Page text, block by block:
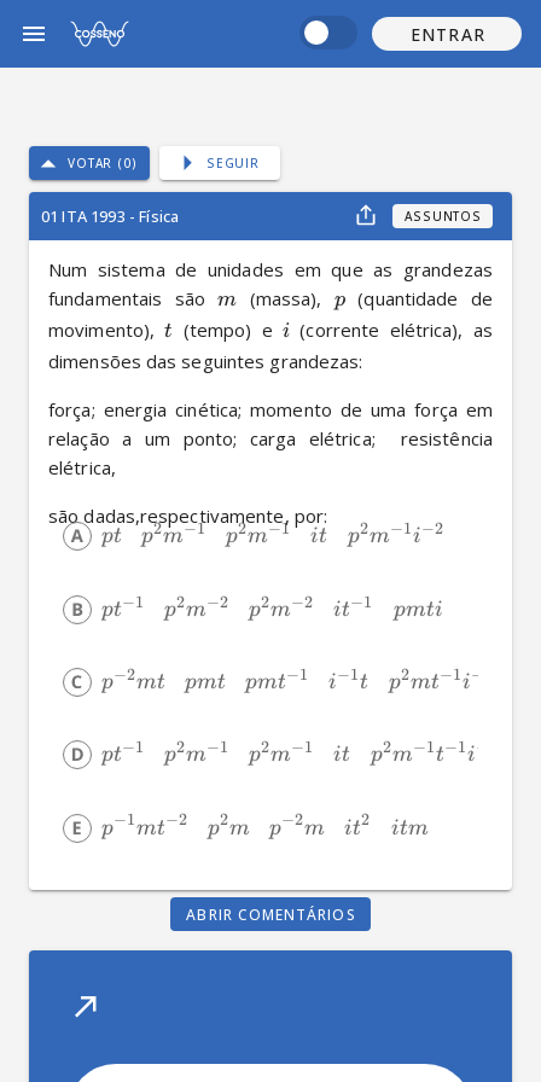
ENTRAR
VOTAR (0) SEGUIR
01 ITA 1993 - Física ASSUNTOS
Num sistema de unidades em que as grandezas
fundamentais são m (massa), p (quantidade de
movimento), t (tempo) e i (corrente elétrica), as
dimensões das seguintes grandezas:
força; energia cinética; momento de uma força em
relação a um ponto; carga elétrica;  resistência
elétrica,
são dadas,respectivamente, por:
pt p2m−1 p2m−1 it p2m−1i−2
pt−1 p2m−2 p2m−2 it−1 pmti
p−2mt pmt pmt−1 i−1t p2mt−1i−
pt−1 p2m−1 p2m−1 it p2m−1t−1i−
p−1mt−2 p2m p−2m it2 itm
ABRIR COMENTÁRIOS